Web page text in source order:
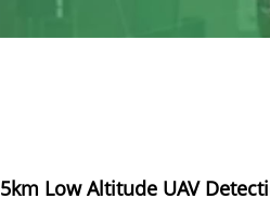
5km Low Altitude UAV